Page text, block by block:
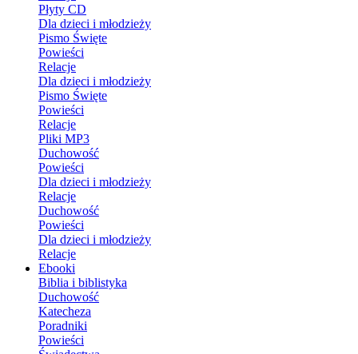
Płyty CD
Dla dzieci i młodzieży
Pismo Święte
Powieści
Relacje
Dla dzieci i młodzieży
Pismo Święte
Powieści
Relacje
Pliki MP3
Duchowość
Powieści
Dla dzieci i młodzieży
Relacje
Duchowość
Powieści
Dla dzieci i młodzieży
Relacje
Ebooki
Biblia i biblistyka
Duchowość
Katecheza
Poradniki
Powieści